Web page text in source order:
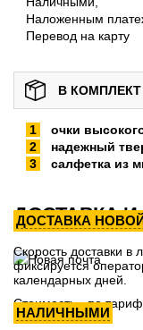
Наложенным
Перевод на карту
В
очки
надежный
салфетка из
ДОСТАВКА И
ДОСТАВКА
Скорость доставки
фиксируется
календарных дней.
Стоимость - по
НАЛИЧНЫМИ